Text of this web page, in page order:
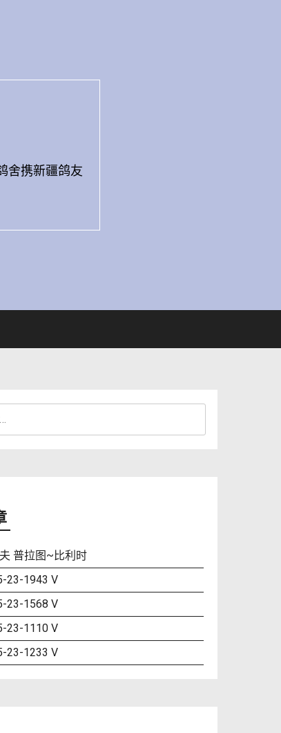
舍携新疆鸽友
普拉图~比利时
23-1943 V
23-1568 V
23-1110 V
23-1233 V